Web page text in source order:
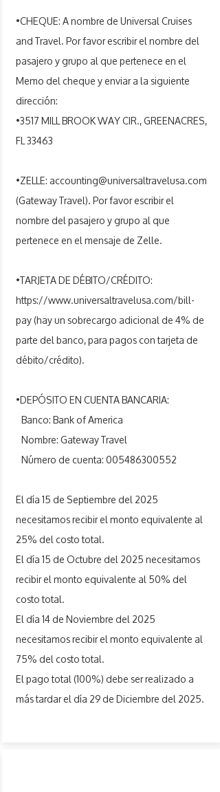
•CHEQUE: A nombre de Universal Cruises
and Travel. Por favor escribir el nombre del
pasajero y grupo al que pertenece en el
Memo del cheque y enviar a la siguiente
dirección:
•3517 MILL BROOK WAY CIR., GREENACRES,
FL 33463
•ZELLE:accounting@universaltravelusa.com
(Gateway Travel). Por favor escribir el
nombre del pasajero y grupo al que
pertenece en el mensaje de Zelle.
•TARJETA DE DÉBITO/CRÉDITO:
https://www.universaltravelusa.com/bill-
pay(hay un sobrecargo adicional de 4% de
parte del banco, para pagos con tarjeta de
débito/crédito).
•DEPÓSITO EN CUENTA BANCARIA:
Banco: Bank of America
Nombre: Gateway Travel
Número de cuenta:005486300552
El día 15 de Septiembre del 2025
necesitamos recibir el monto equivalente al
25% del costo total.
El día 15 de Octubre del 2025 necesitamos
recibir el monto equivalente al 50% del
costo total.
El día 14 de Noviembre del 2025
necesitamos recibir el monto equivalente al
75% del costo total.
El pago total (100%) debe ser realizado a
más tardar el día 29 de Diciembre del 2025.